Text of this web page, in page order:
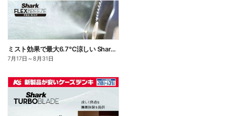
ミスト効果で最大6.7℃涼しい Shark FLEXBREEZE PRO MIST
7月17日 ～8月31日